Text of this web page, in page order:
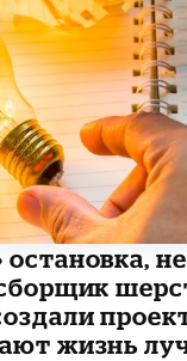
остановка,
жизнь